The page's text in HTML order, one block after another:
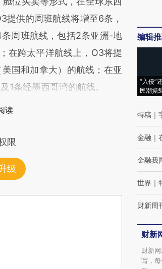
供的周班航线将增至6条，
周班航线，包括2条亚洲-地
在跨太平洋航线上，O3将提
国和加拿大）的航线；在亚
1条经墨西哥湾的航线。
读
限
级
编辑
“入侵”
民潮撕
特稿 ｜
金融 ｜
金融我
世界 ｜
财新周
财新
财新
写，